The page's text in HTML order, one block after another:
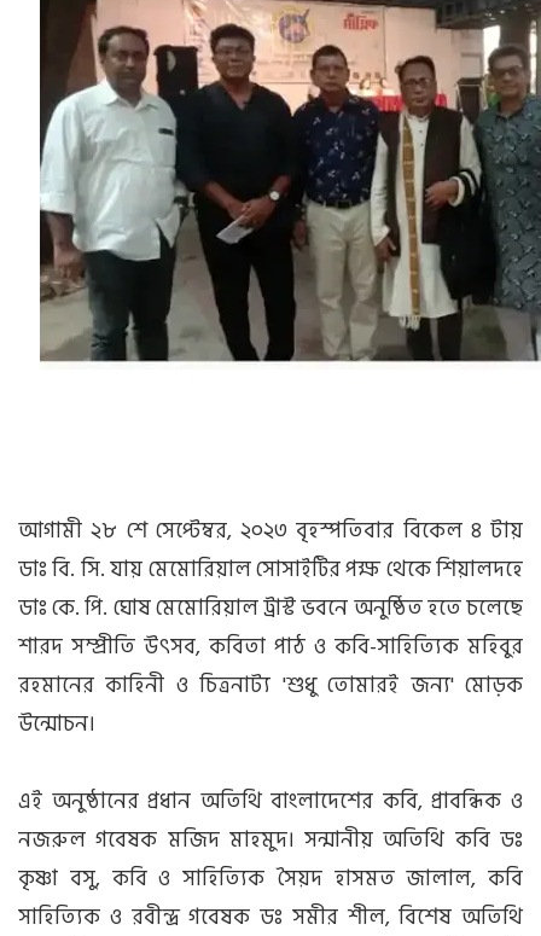
আগামী ২৮ শে সেপ্টেম্বর, ২০২৩ বৃহস্পতিবার বিকেল ৪ টায়
ডাঃ বি. সি. যায় মেমোরিয়াল সোসাইটির পক্ষ থেকে শিয়ালদহে
ডাঃ কে. পি. ঘোষ মেমোরিয়াল ট্রাস্ট ভবনে অনুষ্ঠিত হতে চলেছে
শারদ সম্প্রীতি উৎসব, কবিতা পাঠ ও কবি-সাহিত্যিক মহিবুর
রহমানের কাহিনী ও চিত্রনাট্য 'শুধু তোমারই জন্য' মোড়ক
উন্মোচন।
এই অনুষ্ঠানের প্রধান অতিথি বাংলাদেশের কবি, প্রাবন্ধিক ও
নজরুল গবেষক মজিদ মাহমুদ। সন্মানীয় অতিথি কবি ডঃ
কৃষ্ণা বসু, কবি ও সাহিত্যিক সৈয়দ হাসমত জালাল, কবি
সাহিত্যিক ও রবীন্দ্র গবেষক ডঃ সমীর শীল, বিশেষ অতিথি